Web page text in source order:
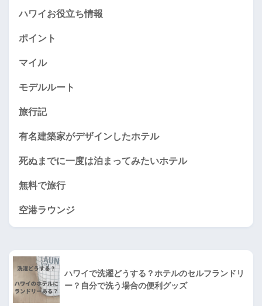
ハワイお役立ち情報
ポイント
マイル
モデルルート
旅行記
有名建築家がデザインしたホテル
死ぬまでに一度は泊まってみたいホテル
無料で旅行
空港ラウンジ
ハワイで洗濯どうする？ホテルのセルフランドリ
ー？自分で洗う場合の便利グッズ